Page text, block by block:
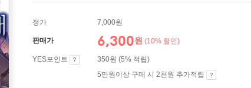
정가 7,000원
판매가 6,300원 (10% 할인)
YES포인트
350원 (5% 적립)
5만원이상 구매 시 2천원 추가적립